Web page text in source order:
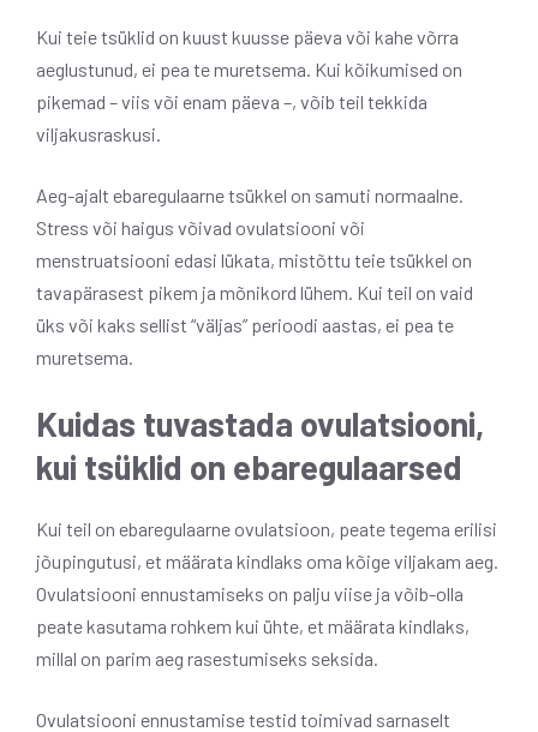
Kui teie tsüklid on kuust kuusse päeva või kahe võrra
aeglustunud, ei pea te muretsema. Kui kõikumised on
pikemad – viis või enam päeva –, võib teil tekkida
viljakusraskusi.
Aeg-ajalt ebaregulaarne tsükkel on samuti normaalne.
Stress või haigus võivad ovulatsiooni või
menstruatsiooni edasi lükata, mistõttu teie tsükkel on
tavapärasest pikem ja mõnikord lühem. Kui teil on vaid
üks või kaks sellist “väljas” perioodi aastas, ei pea te
muretsema.
Kuidas tuvastada ovulatsiooni,
kui tsüklid on ebaregulaarsed
Kui teil on ebaregulaarne ovulatsioon, peate tegema erilisi
jõupingutusi, et määrata kindlaks oma kõige viljakam aeg.
Ovulatsiooni ennustamiseks on palju viise ja võib-olla
peate kasutama rohkem kui ühte, et määrata kindlaks,
millal on parim aeg rasestumiseks seksida.
Ovulatsiooni ennustamise testid toimivad sarnaselt